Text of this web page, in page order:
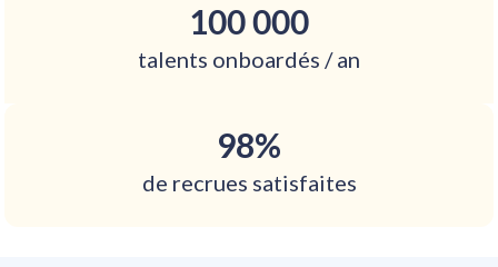
100 000
talents onboardés / an
98%
de recrues satisfaites